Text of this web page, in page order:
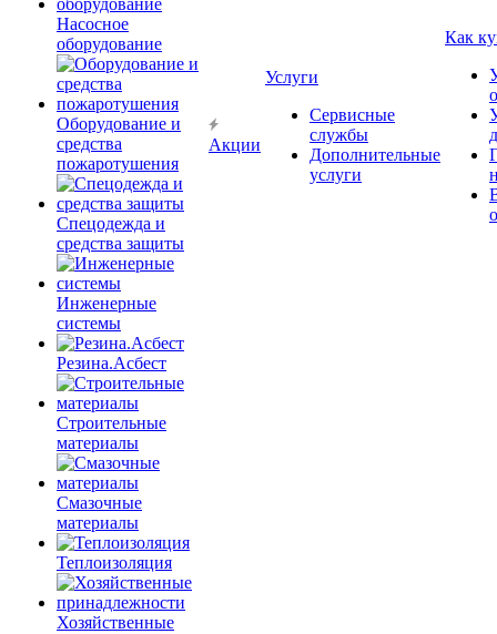
Насосное
оборудование
Оборудование и
средства
пожаротушения
Спецодежда и
средства защиты
Инженерные
системы
Резина.Асбест
Строительные
материалы
Смазочные
материалы
Теплоизоляция
Хозяйственные
Акции
Услуги
Сервисные
службы
Дополнительные
услуги
Как